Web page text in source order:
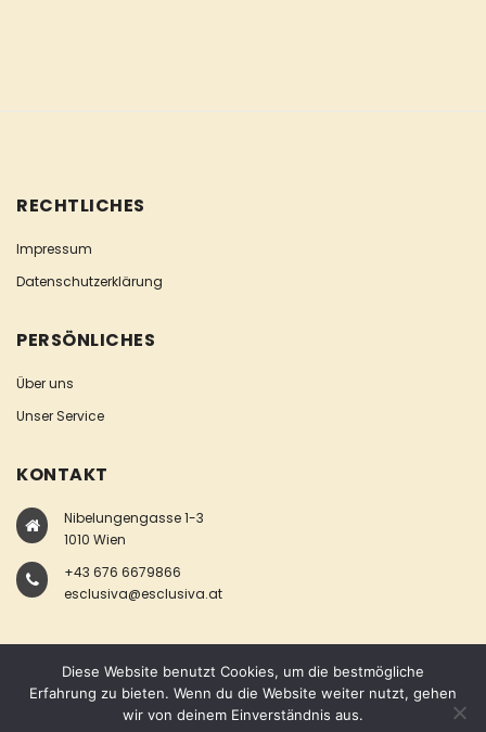
RECHTLICHES
Impressum
Datenschutzerklärung
PERSÖNLICHES
Über uns
Unser Service
KONTAKT
Nibelungengasse 1-3
1010 Wien
+43 676 6679866
esclusiva@esclusiva.at
Diese Website benutzt Cookies, um die bestmögliche
Erfahrung zu bieten. Wenn du die Website weiter nutzt, gehen
wir von deinem Einverständnis aus.